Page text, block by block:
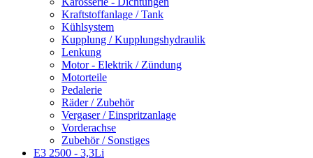
Kraftstoffanlage / Tank
Kühlsystem
Kupplung / Kupplungshydraulik
Lenkung
Motor - Elektrik / Zündung
Motorteile
Pedalerie
Räder / Zubehör
Vergaser / Einspritzanlage
Vorderachse
Zubehör / Sonstiges
E3 2500 - 3,3Li